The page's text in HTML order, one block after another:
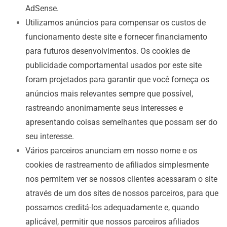
AdSense.
Utilizamos anúncios para compensar os custos de
funcionamento deste site e fornecer financiamento
para futuros desenvolvimentos. Os cookies de
publicidade comportamental usados ​​por este site
foram projetados para garantir que você forneça os
anúncios mais relevantes sempre que possível,
rastreando anonimamente seus interesses e
apresentando coisas semelhantes que possam ser do
seu interesse.
Vários parceiros anunciam em nosso nome e os
cookies de rastreamento de afiliados simplesmente
nos permitem ver se nossos clientes acessaram o site
através de um dos sites de nossos parceiros, para que
possamos creditá-los adequadamente e, quando
aplicável, permitir que nossos parceiros afiliados